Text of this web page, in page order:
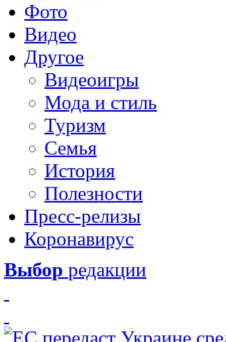
Фото
Видео
Другое
Видеоигры
Мода и стиль
Туризм
Семья
История
Полезности
Пресс-релизы
Коронавирус
Выбор редакции